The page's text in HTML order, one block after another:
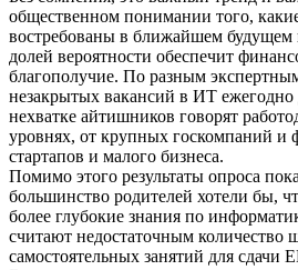
общественном понимании того,
востребованы в ближайшем будущем
долей вероятности обеспечит
благополучие. По разным
незакрытых вакансий в ИТ
нехватке айтишников говорят
уровнях, от крупных госкомпаний и
стартапов и малого бизнеса.
Помимо этого результаты опроса
большинство родителей хотели бы,
более глубокие знания по
считают недостаточным количество
самостоятельных занятий для сдачи